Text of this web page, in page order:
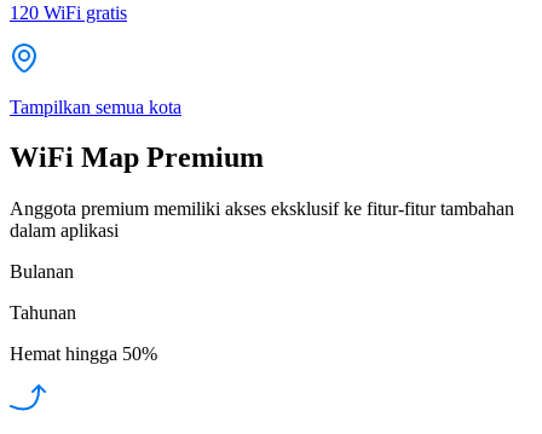
120 WiFi gratis
Tampilkan semua kota
WiFi Map Premium
Anggota premium memiliki akses eksklusif ke fitur-fitur tambahan
dalam aplikasi
Bulanan
Tahunan
Hemat hingga 50%